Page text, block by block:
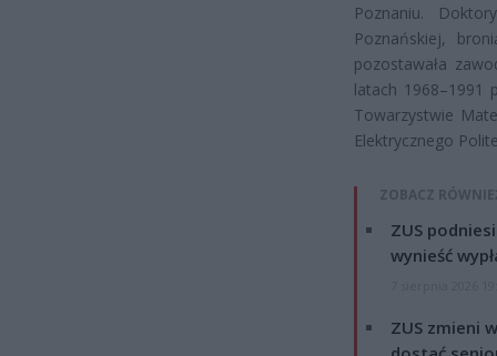
Poznaniu.
Poznańskiej,
pozostawała
latach 1968–1991
Towarzystwie
Elektrycznego
ZOBACZ
ZUS
wynieść
ZUS zmieni